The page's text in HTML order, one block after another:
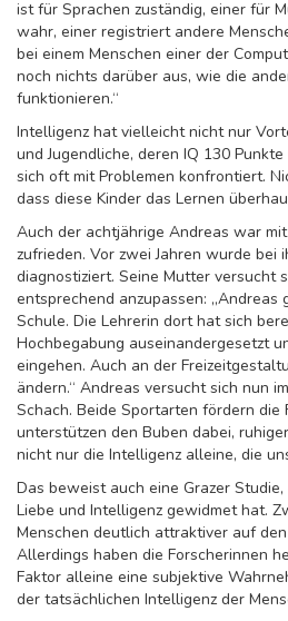
ist für Sprachen zuständig, einer für
wahr, einer registriert andere
bei einem Menschen einer der
noch nichts darüber aus, wie die
funktionieren.“
Intelligenz hat vielleicht nicht nur
und Jugendliche, deren IQ 130
sich oft mit Problemen konfrontiert.
dass diese Kinder das Lernen
Auch der achtjährige Andreas war
zufrieden. Vor zwei Jahren wurde bei
diagnostiziert. Seine Mutter versucht
entsprechend anzupassen: „Andreas
Schule. Die Lehrerin dort hat sich
Hochbegabung auseinandergesetzt
eingehen. Auch an der
ändern.“ Andreas versucht sich nun
Schach. Beide Sportarten fördern die
unterstützen den Buben dabei,
nicht nur die Intelligenz alleine, die
Das beweist auch eine Grazer
Liebe und Intelligenz gewidmet hat.
Menschen deutlich attraktiver auf
Allerdings haben die Forscherinnen
Faktor alleine eine subjektive
der tatsächlichen Intelligenz der